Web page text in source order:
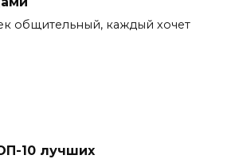
общительный, каждый хочет
10 лучших